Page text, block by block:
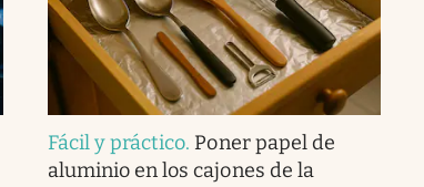
Fácil y práctico. Poner papel de
aluminio en los cajones de la